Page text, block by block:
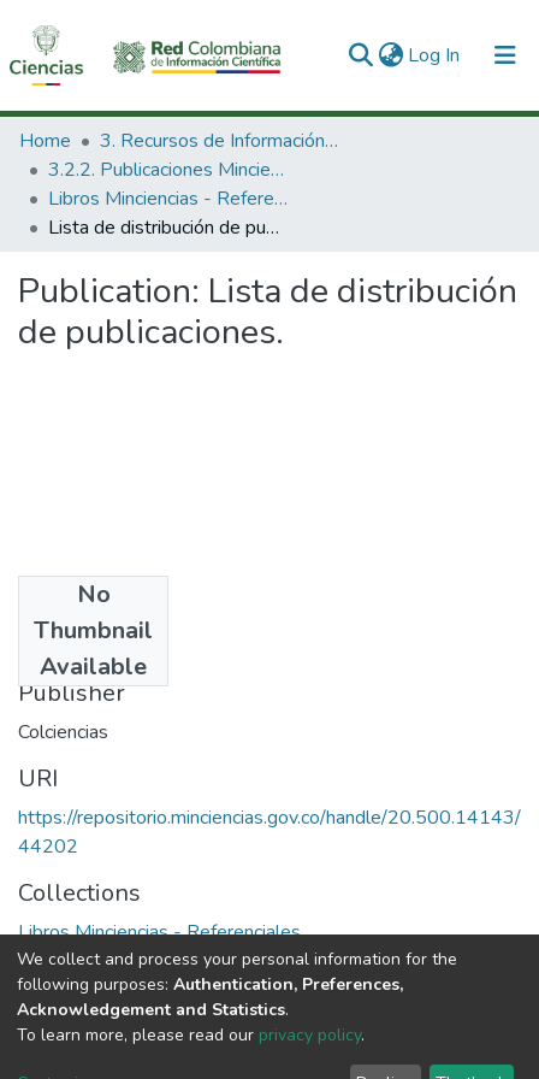
Log In (current)
Communities & Collections
All of DSpace
Statistics
Home
3. Recursos de Información Científica y Tecnológica
3.2.2. Publicaciones Minciencias
Libros Minciencias - Referenciales
Lista de distribución de publicaciones.
Publication: Lista de distribución
de publicaciones.
No
Thumbnail
Available
1976
Publisher
Colciencias
URI
https://repositorio.minciencias.gov.co/handle/20.500.14143/
44202
Collections
Libros Minciencias - Referenciales
Full item page
DSpace software copyright © 2002-2026
We collect and process your personal information for the
following purposes: Authentication, Preferences,
Acknowledgement and Statistics.
To learn more, please read our privacy policy.